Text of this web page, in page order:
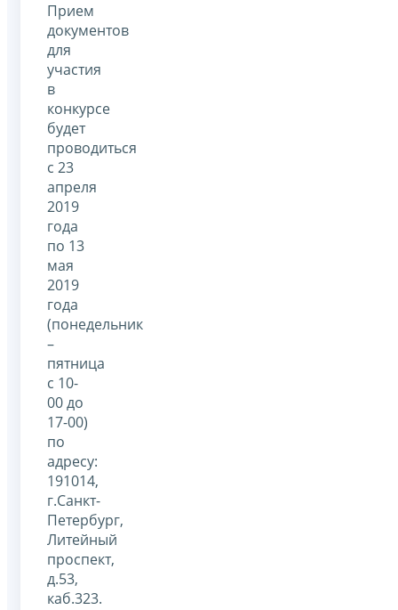
Прием
документов
для
участия
в
конкурсе
будет
проводиться
с 23
апреля
2019
года
по 13
мая
2019
года
(понедельник
–
пятница
с 10-
00 до
17-00)
по
адресу:
191014,
г.Санкт-
Петербург,
Литейный
проспект,
д.53,
каб.323.